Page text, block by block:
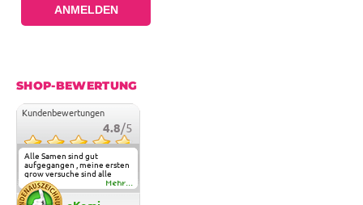
ANMELDEN
SHOP-BEWERTUNG
Kundenbewertungen
4.8/5
Alle Samen sind gut
aufgegangen , meine ersten
grow versuche sind alle
geglückt. Die Sorten und
Anbieter Vielfalt
überzeugen sehr . Werde
Mehr...